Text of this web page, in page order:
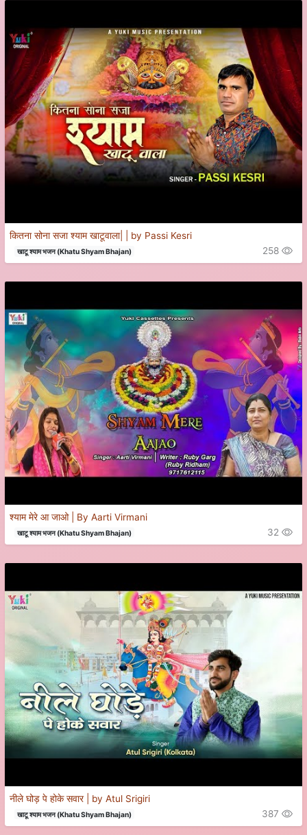
कितना सोना सजा श्याम खाटूवाला| | by Passi Kesri
खाटू श्याम भजन (Khatu Shyam Bhajan) 258
श्याम मेरे आ जाओ | By Aarti Virmani
खाटू श्याम भजन (Khatu Shyam Bhajan) 32
नीले घोड़ पे होके सवार | by Atul Srigiri
खाटू श्याम भजन (Khatu Shyam Bhajan) 387